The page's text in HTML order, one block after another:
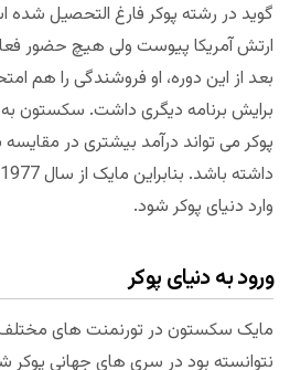
گوید در رشته پوکر فارغ التحصیل شده
ارتش آمریکا پیوست ولی هیچ حضور
بعد از این دوره، او فروشندگی را هم
برایش برنامه دیگری داشت. سکستون به
پوکر می تواند درآمد بیشتری در
وارد دنیای پوکر شود.
ورود به دنیای پوکر
مایک سکستون در تورنمنت های مختلف
نتوانسته بود در سری های جهانی